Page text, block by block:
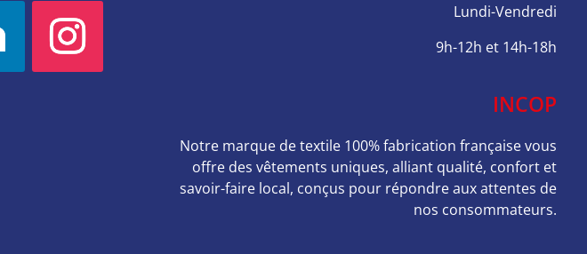
Lundi-Vendredi
9h-12h et 14h-18h
INCOP
Notre marque de textile 100% fabrication française vous
offre des vêtements uniques, alliant qualité, confort et
savoir-faire local, conçus pour répondre aux attentes de
nos consommateurs.